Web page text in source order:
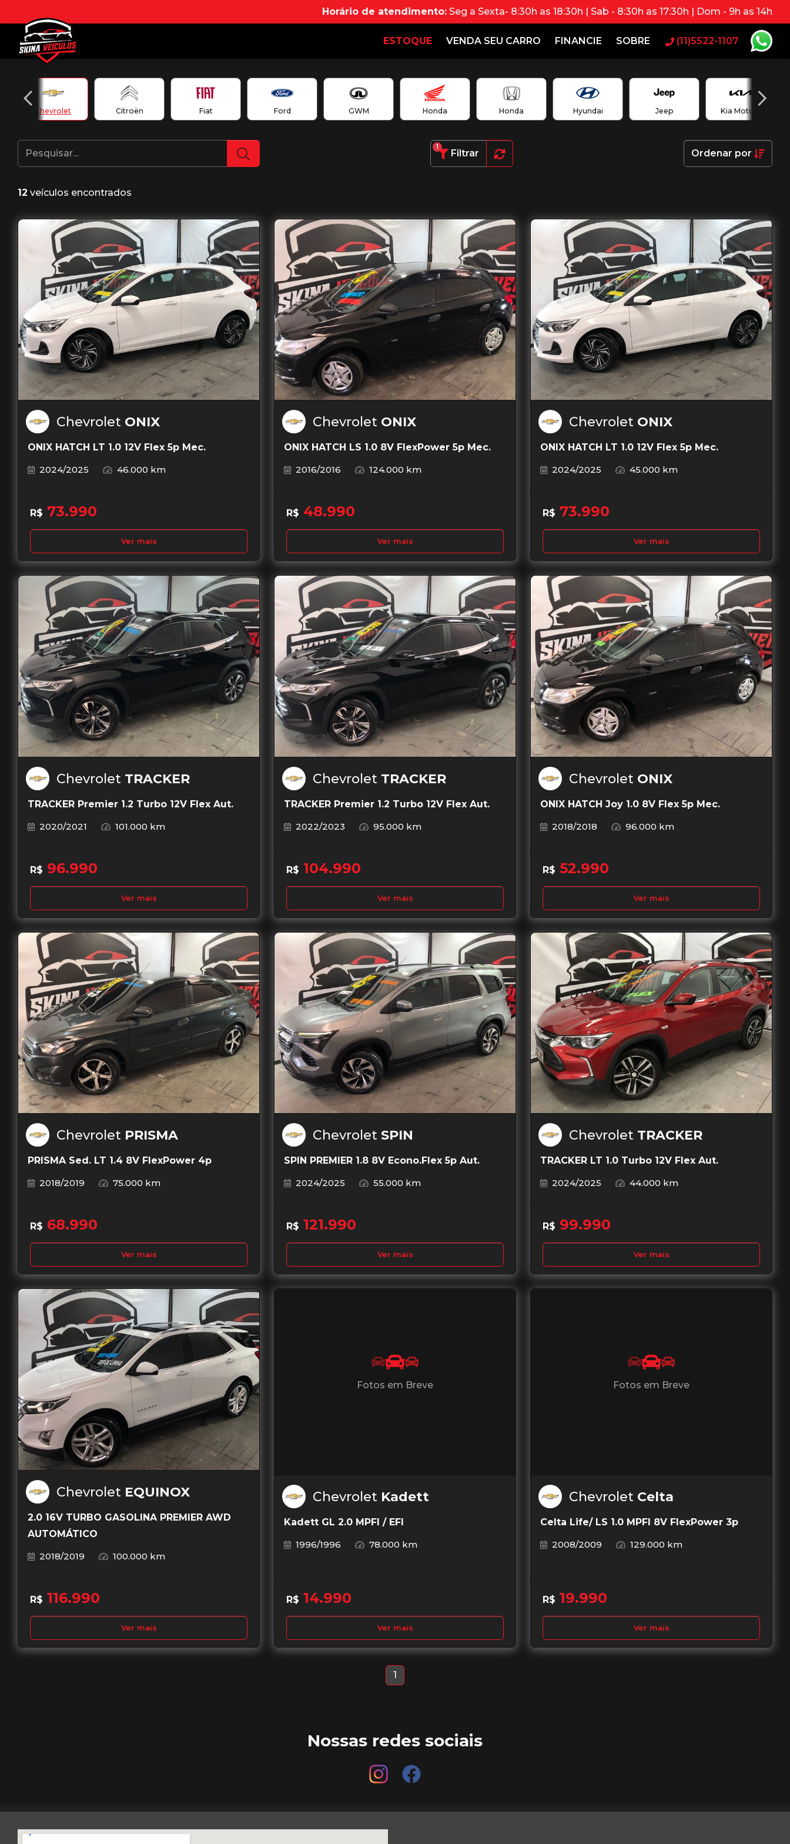
Horário de atendimento: Seg a Sexta- 8:30h as 18:30h | Sab - 8:30h as 17:30h | Dom - 9h as 14h
ESTOQUE VENDA SEU CARRO FINANCIE SOBRE (11)5522-1107
Chevrolet Citroën Fiat Ford GWM Honda Honda Hyundai Jeep Kia Motors
Filtrar
1
Ordenar por
12 veículos encontrados
Chevrolet ONIX
ONIX HATCH LT 1.0 12V Flex 5p Mec.
2024/2025
46.000 km
R$ 73.990
Ver mais
Chevrolet ONIX
ONIX HATCH LS 1.0 8V FlexPower 5p Mec.
2016/2016
124.000 km
R$ 48.990
Ver mais
Chevrolet ONIX
ONIX HATCH LT 1.0 12V Flex 5p Mec.
2024/2025
45.000 km
R$ 73.990
Ver mais
Chevrolet TRACKER
TRACKER Premier 1.2 Turbo 12V Flex Aut.
2020/2021
101.000 km
R$ 96.990
Ver mais
Chevrolet TRACKER
TRACKER Premier 1.2 Turbo 12V Flex Aut.
2022/2023
95.000 km
R$ 104.990
Ver mais
Chevrolet ONIX
ONIX HATCH Joy 1.0 8V Flex 5p Mec.
2018/2018
96.000 km
R$ 52.990
Ver mais
Chevrolet PRISMA
PRISMA Sed. LT 1.4 8V FlexPower 4p
2018/2019
75.000 km
R$ 68.990
Ver mais
Chevrolet SPIN
SPIN PREMIER 1.8 8V Econo.Flex 5p Aut.
2024/2025
55.000 km
R$ 121.990
Ver mais
Chevrolet TRACKER
TRACKER LT 1.0 Turbo 12V Flex Aut.
2024/2025
44.000 km
R$ 99.990
Ver mais
Chevrolet EQUINOX
2.0 16V TURBO GASOLINA PREMIER AWD
AUTOMÁTICO
2018/2019
100.000 km
R$ 116.990
Ver mais
Fotos em Breve
Chevrolet Kadett
Kadett GL 2.0 MPFI / EFI
1996/1996
78.000 km
R$ 14.990
Ver mais
Fotos em Breve
Chevrolet Celta
Celta Life/ LS 1.0 MPFI 8V FlexPower 3p
2008/2009
129.000 km
R$ 19.990
Ver mais
1
Nossas redes sociais